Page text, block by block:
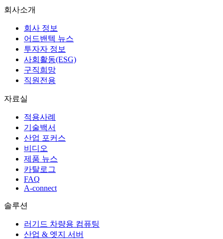
회사소개
회사 정보
어드밴텍 뉴스
투자자 정보
사회활동(ESG)
구직희망
직원전용
자료실
적용사례
기술백서
산업 포커스
비디오
제품 뉴스
카탈로그
FAQ
A-connect
솔루션
러기드 차량용 컴퓨팅
산업 & 엣지 서버